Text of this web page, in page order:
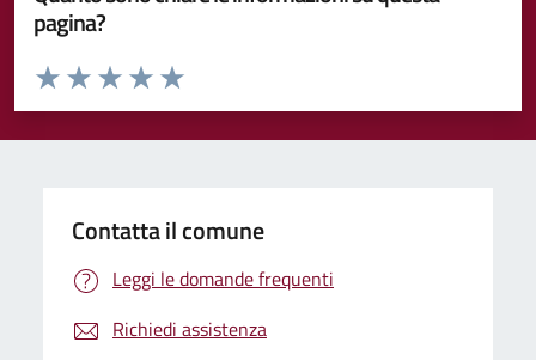
pagina?
Valuta da 1 a 5 stelle la pagina
Valuta 5 stelle su 5
Valuta 4 stelle su 5
Valuta 3 stelle su 5
Valuta 2 stelle su 5
Valuta 1 stelle su 5
Contatta il comune
Leggi le domande frequenti
Richiedi assistenza